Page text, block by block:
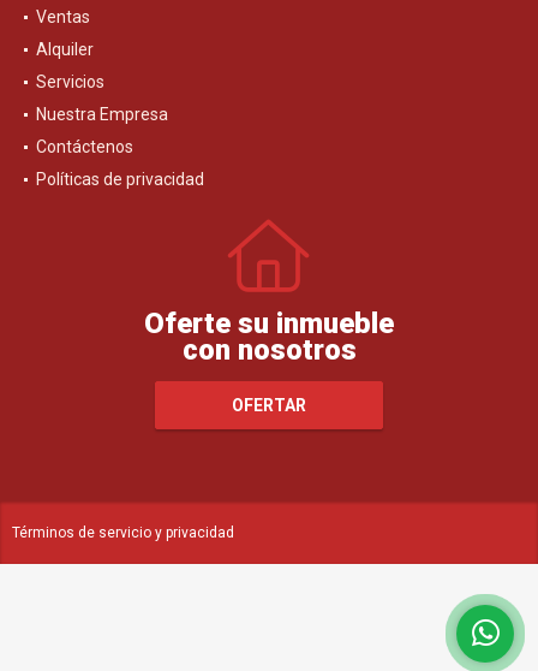
Ventas
Alquiler
Servicios
Nuestra Empresa
Contáctenos
Políticas de privacidad
Oferte su inmueble
con nosotros
OFERTAR
Términos de servicio y privacidad